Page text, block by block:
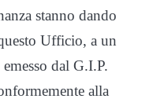
stanno dando
Ufficio, a un
dal G.I.P.
alla